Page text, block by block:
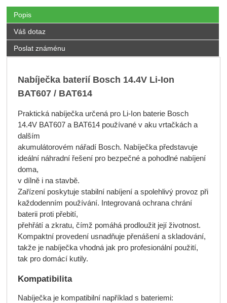
Popis
Váš dotaz
Poslat známénu
Nabíječka baterií Bosch 14.4V Li-Ion
BAT607 / BAT614
Praktická nabíječka určená pro Li-Ion baterie Bosch
14.4V BAT607 a BAT614 používané v aku vrtačkách a
dalším
akumulátorovém nářadí Bosch. Nabíječka představuje
ideální náhradní řešení pro bezpečné a pohodlné nabíjení
doma,
v dílně i na stavbě.
Zařízení poskytuje stabilní nabíjení a spolehlivý provoz při
každodenním používání. Integrovaná ochrana chrání
baterii proti přebití,
přehřátí a zkratu, čímž pomáhá prodloužit její životnost.
Kompaktní provedení usnadňuje přenášení a skladování,
takže je nabíječka vhodná jak pro profesionální použití,
tak pro domácí kutily.
Kompatibilita
Nabíječka je kompatibilní například s bateriemi: